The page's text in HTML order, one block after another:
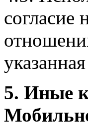
согласие
5. Иные